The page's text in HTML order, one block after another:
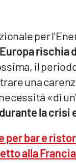
per
rischia
il
una
«di
la crisi
per bar e
alla